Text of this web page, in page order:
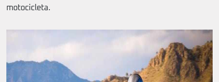
motocicleta.